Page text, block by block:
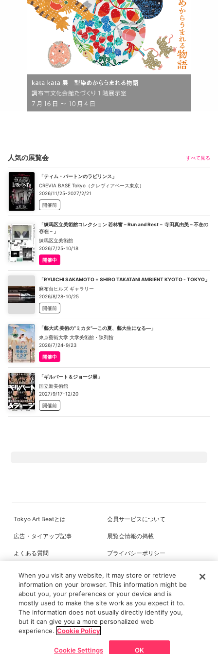
人気の展覧会 すべて見る
「ティム・バートンのラビリンス」
CREVIA BASE Tokyo（クレヴィアベース東京）
2026/11/25-2027/2/21
開催前
「練馬区立美術館コレクション 若林奮－Run and Rest－ 寺田真由美－不在の
存在－」
練馬区立美術館
2026/7/25-10/18
開催中
「RYUICHI SAKAMOTO + SHIRO TAKATANI AMBIENT KYOTO - TOKYO」
麻布台ヒルズ ギャラリー
2026/8/28-10/25
開催前
「藝大式 美術の“ミカタ”―この夏、藝大生になる―」
東京藝術大学 大学美術館・陳列館
2026/7/24-9/23
開催中
「ギルバート＆ジョージ展」
国立新美術館
2027/9/17-12/20
開催前
Tokyo Art Beatとは 会員サービスについて
広告・タイアップ記事 展覧会情報の掲載
よくある質問 プライバシーポリシー
All content on this site is © its respective owner(s). Tokyo Art Beat (2004-
2026).
When you visit any website, it may store or retrieve
information on your browser. This information might be
about you, your preferences or your device and is
mostly used to make the site work as you expect it to.
The information does not usually directly identify you,
but it can give you a more personalized web
experience. Cookie Policy
Cookie Settings OK